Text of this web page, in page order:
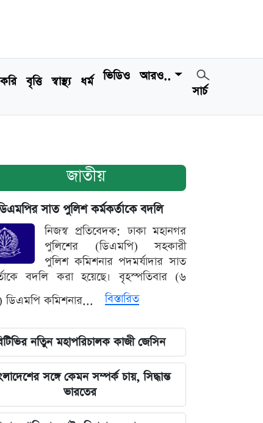
বৃত্তি স্বাস্থ্য ধর্ম ভিডিও
আরও..
সার্চ
জাতীয়
সাত পুলিশ কর্মকর্তাকে বদলি
নিজস্ব প্রতিবেদক: ঢাকা মহানগর
পুলিশের (ডিএমপি) সহকারী
পুলিশ কমিশনার পদমর্যাদার সাত
বদলি করা হয়েছে। বৃহস্পতিবার (৬
ডিএমপি কমিশনার...
বিস্তারিত
নতিুন মহাপরিচালক কাজী জেসিন
সঙ্গে কেমন সম্পর্ক চায়, সিদ্ধান্ত
ভারতের